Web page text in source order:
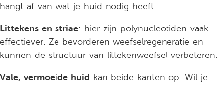
hangt af van wat je huid nodig heeft.
Littekens en striae: hier zijn polynucleotiden vaak
effectiever. Ze bevorderen weefselregeneratie en
kunnen de structuur van littekenweefsel verbeteren.
Vale, vermoeide huid kan beide kanten op. Wil je